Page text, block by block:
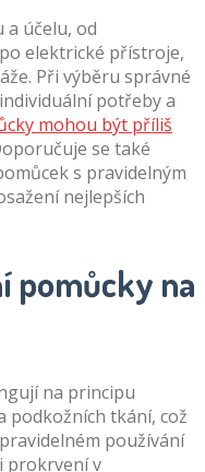
a účelu, od
elektrické přístroje,
Při výběru správné
potřeby a
mohou být příliš
se také
s pravidelným
nejlepších
pomůcky na
na principu
podkožních tkání, což
používání
prokrvení v